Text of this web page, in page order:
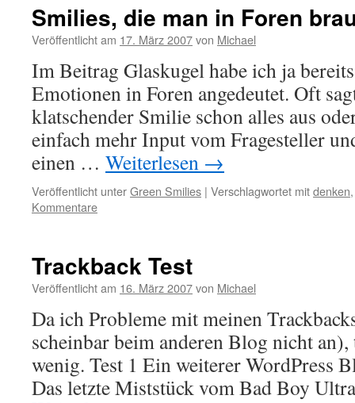
Smilies, die man in Foren
Veröffentlicht am 17. März 2007von Michael
Im Beitrag Glaskugel habe ich ja
Emotionen in Foren angedeutet. Oft
klatschender Smilie schon alles aus
einfach mehr Input vom Fragesteller
einen … Weiterlesen →
Veröffentlicht unterGreen Smilies | Verschlagwortet mitdenken
Kommentare
Trackback Test
Veröffentlicht am 16. März 2007von Michael
Da ich Probleme mit meinen
scheinbar beim anderen Blog nicht
wenig. Test 1 Ein weiterer WordPress
Das letzte Miststück vom Bad Boy